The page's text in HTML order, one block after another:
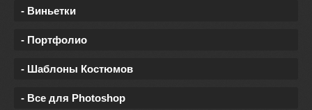
- Виньетки
- Портфолио
- Шаблоны Костюмов
- Все для Photoshop